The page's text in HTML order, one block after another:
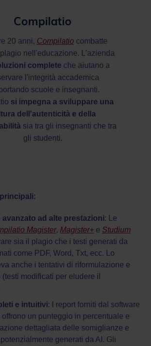
Compilatio
20 anni, Compilatio combatte
nell'educazione. L'azienda
complete che aiutano a
l'integrità accademica
scuole e insegnanti.
si impegna a sviluppare una
dell'autenticità e della
sia tra gli insegnanti che tra
gli studenti.
avanzato ad alte prestazioni: Le
Magister, Magister+ e Studium
sia il plagio che i testi generati da
come PDF, Word, Txt, ecc. Lo
anche i tentativi di riformulazione e
modificati per eludere il
e intuitivi: I report forniti dal software
un punteggio in percentuale e
dettagliata delle somiglianze e
generati da AI. Gli